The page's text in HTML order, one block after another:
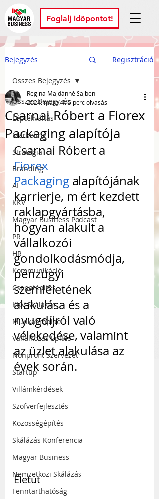
Foglalj időpontot!
Bejegyzés Regisztráció
Összes Bejegyzés
Léptékváltás
Marketing
Stratégia
Branding
AI
KKV
Magyar Business Podcast
PR
HR
Kommunikáció
Csapatépítés
KKV Skálázás
Munkaerőpiac
Vállalkozás Építés
Nonprofit Szervezet
Startup
Villámkérdések
Szofverfejlesztés
Közösségépítés
Skálázás Konferencia
Magyar Business
Nemzetközi Skálázás
Fenntarthatóság
Összes Bejegyzés
Csarnai Róbert a Fiorex
Packaging alapítója
Regina Majdánné Sajben
2024. márc. 4.5 perc olvasás
Csarnai Róbert a
Fiorex
Packaging alapítójának
karrierje, miért kezdett
raklapgyártásba,
hogyan alakult a
vállalkozói
gondolkodásmódja,
pénzügyi
szemléletének
alakulása és a
nyugdíjról való
vélekedése, valamint
az üzlet alakulása az
évek során.
Életút